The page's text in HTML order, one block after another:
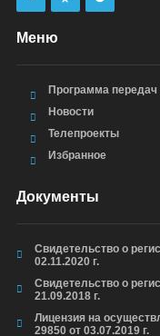
Меню
Программа передач
Новости
Телепроекты
Избранное
Документы
Свидетельство о
02.11.2020 г.
Свидетельство о
21.09.2018 г.
Лицензия на
29850 от 03.07.2019 г.